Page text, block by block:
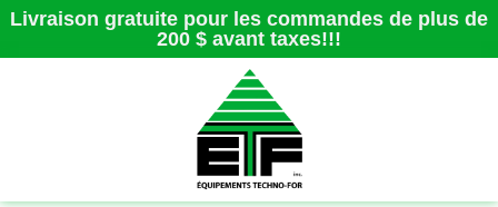
Livraison gratuite pour les commandes de plus de
200 $ avant taxes!!!